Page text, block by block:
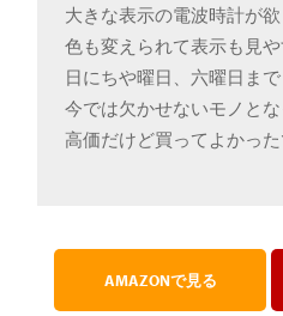
大きな表示の電波時計が欲
色も変えられて表示も見
日にちや曜日、六曜日まで
今では欠かせないモノとな
高価だけど買ってよかった
AMAZONで見る